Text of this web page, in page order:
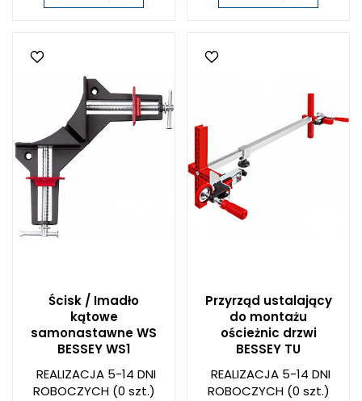
Ścisk / Imadło
kątowe
samonastawne WS
BESSEY WS1
REALIZACJA 5-14 DNI
ROBOCZYCH(0 szt.)
Przyrząd ustalający
do montażu
ościeżnic drzwi
BESSEY TU
REALIZACJA 5-14 DNI
ROBOCZYCH(0 szt.)